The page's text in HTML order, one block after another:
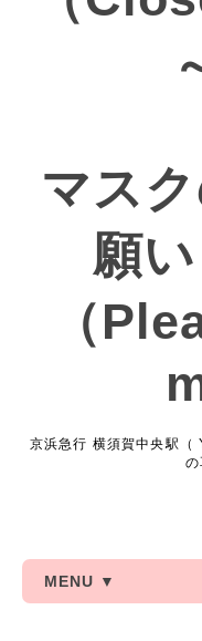
マス
願い
（
京浜急行 横須賀中央駅
MENU ▼